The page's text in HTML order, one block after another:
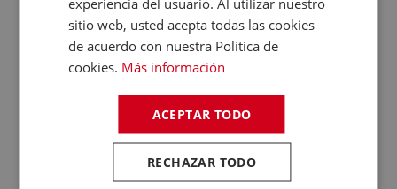
Otros PC
Networking
Soportes Ordenador
Portátiles
informática
Cables Informática
Fundas Tablets
sitio web, usted acepta todas las cookies
de acuerdo con nuestra Política de
cookies. Más información
ACEPTAR TODO
RECHAZAR TODO